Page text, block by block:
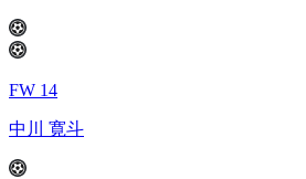
FW 14
中川 寛斗